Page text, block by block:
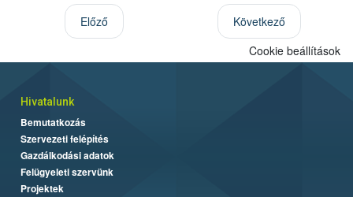
Előző
Következő
Cookie beállítások
Hivatalunk
Bemutatkozás
Szervezeti felépítés
Gazdálkodási adatok
Felügyeleti szervünk
Projektek